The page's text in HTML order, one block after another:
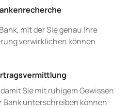
mit der Sie genau Ihre
verwirklichen können
Sie mit ruhigem Gewissen
Bank unterschreiben können